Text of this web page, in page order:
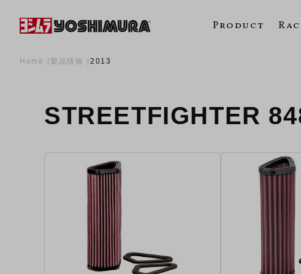
Product
Home 製品情報 2013
STREETFIGHTER